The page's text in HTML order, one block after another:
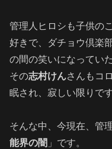
管理人ヒロシも子供の
好きで、ダチョウ倶楽
の間の笑いになってい
その志村けんさんもコ
眠され、寂しい限りです
そんな中、今現在、管
能界の闇 」です。